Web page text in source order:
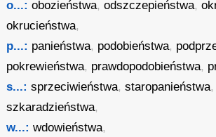
o...: obozieństwa,odszczepieństwa,
okrucieństwa,
p...: panieństwa, podobieństwa,
pokrewieństwa, prawdopodobieństwa,
s...: sprzeciwieństwa,staropanieństwa,
szkaradzieństwa,
w...: wdowieństwa,